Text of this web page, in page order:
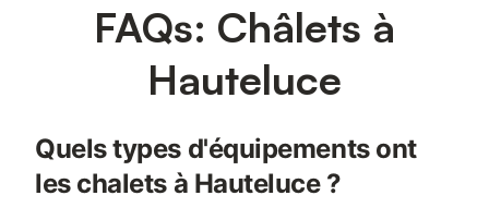
FAQs: Châlets à
Hauteluce
Quels types d'équipements ont
les chalets à Hauteluce ?